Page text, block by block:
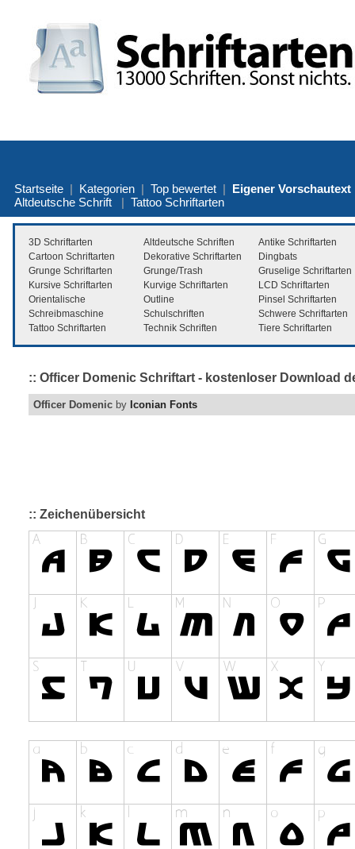
Startseite | Kategorien | Top bewertet | Eigener Vorschautext
Altdeutsche Schrift | Tattoo Schriftarten
3D Schriftarten Altdeutsche Schriften
Antike Schriftarten
Cartoon Schriftarten
Dekorative Schriftarten
Dingbats
Grunge Schriftarten
Grunge/Trash
Gruselige Schriftarten
Kursive Schriftarten
Kurvige Schriftarten
LCD Schriftarten
Orientalische
Outline
Pinsel Schriftarten
Schreibmaschine
Schulschriften
Schwere Schriftarten
Tattoo Schriftarten
Technik Schriften Tiere Schriftarten
:: Officer Domenic Schriftart - kostenloser Download
Officer Domenic by Iconian Fonts
:: Zeichenübersicht